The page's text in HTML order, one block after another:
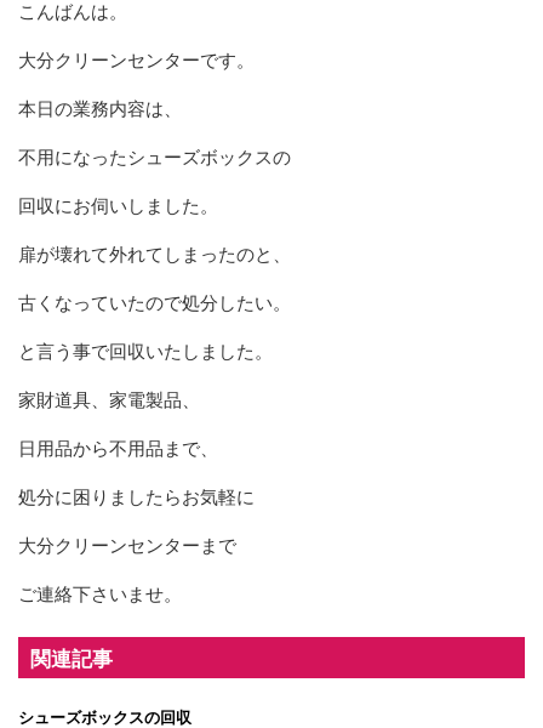
こんばんは。
大分クリーンセンターです。
本日の業務内容は、
不用になったシューズボックスの
回収にお伺いしました。
扉が壊れて外れてしまったのと、
古くなっていたので処分したい。
と言う事で回収いたしました。
家財道具、家電製品、
日用品から不用品まで、
処分に困りましたらお気軽に
大分クリーンセンターまで
ご連絡下さいませ。
関連記事
シューズボックスの回収